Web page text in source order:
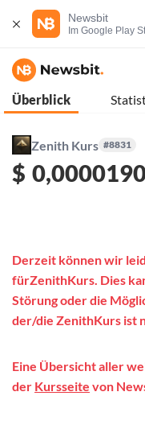
Newsbit
Im Google Play
Überblick
Zenith Kurs #8831
$
Derzeit können wir
fürZenithKurs. Dies
Störung oder die
der/die ZenithKurs ist
Eine Übersicht aller
der Kursseite von